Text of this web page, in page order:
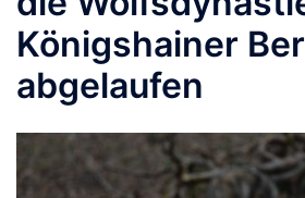
Königshainer
abgelaufen